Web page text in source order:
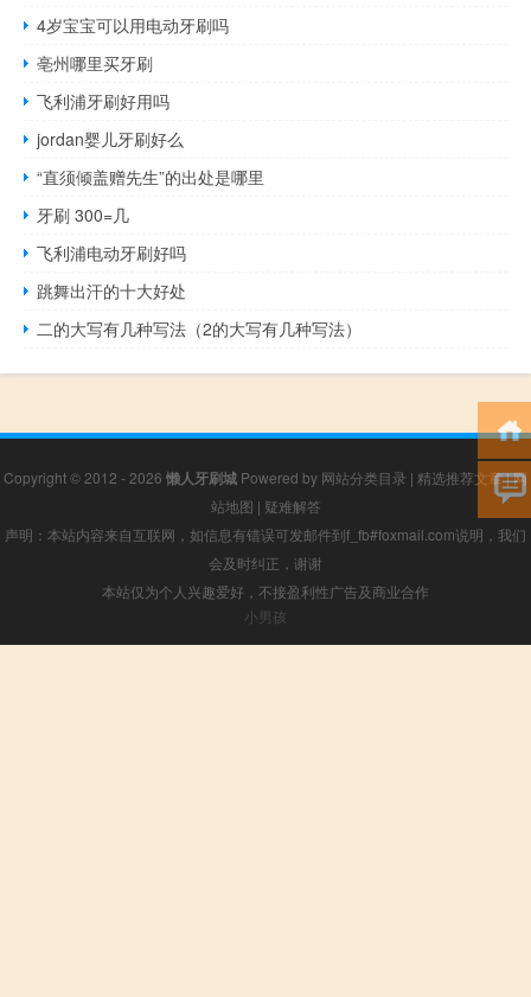
4岁宝宝可以用电动牙刷吗
亳州哪里买牙刷
飞利浦牙刷好用吗
jordan婴儿牙刷好么
“直须倾盖赠先生”的出处是哪里
牙刷 300=几
飞利浦电动牙刷好吗
跳舞出汗的十大好处
二的大写有几种写法（2的大写有几种写法）
Copyright © 2012 - 2026 懒人牙刷城 Powered by 网站分类目录 | 精选推荐文章|网
站地图 | 疑难解答
声明：本站内容来自互联网，如信息有错误可发邮件到f_fb#foxmail.com说明，我们
会及时纠正，谢谢
本站仅为个人兴趣爱好，不接盈利性广告及商业合作
小男孩